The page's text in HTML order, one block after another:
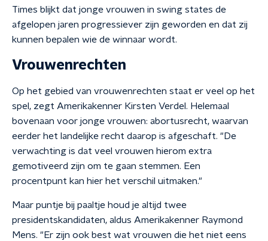
Times blijkt dat jonge vrouwen in swing states de
afgelopen jaren progressiever zijn geworden en dat zij
kunnen bepalen wie de winnaar wordt.
Vrouwenrechten
Op het gebied van vrouwenrechten staat er veel op het
spel, zegt Amerikakenner Kirsten Verdel. Helemaal
bovenaan voor jonge vrouwen: abortusrecht, waarvan
eerder het landelijke recht daarop is afgeschaft. "De
verwachting is dat veel vrouwen hierom extra
gemotiveerd zijn om te gaan stemmen. Een
procentpunt kan hier het verschil uitmaken."
Maar puntje bij paaltje houd je altijd twee
presidentskandidaten, aldus Amerikakenner Raymond
Mens. "Er zijn ook best wat vrouwen die het niet eens